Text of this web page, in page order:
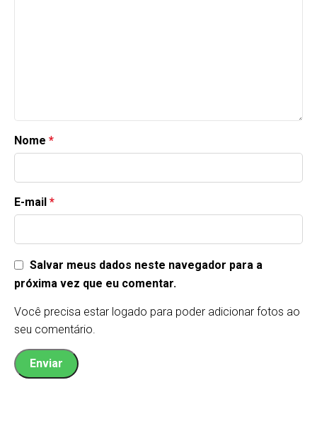
Nome *
E-mail *
Salvar meus dados neste navegador para a
próxima vez que eu comentar.
Você precisa estar logado para poder adicionar fotos ao
seu comentário.